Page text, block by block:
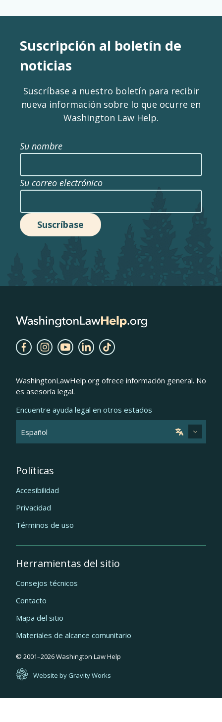
Suscripción al boletín de
noticias
Suscríbase a nuestro boletín para recibir
nueva información sobre lo que ocurre en
Washington Law Help.
Su nombre
Su correo electrónico
WashingtonLawHelp.org ofrece información general. No
es asesoría legal.
Encuentre ayuda legal en otros estados
Quick
links
Políticas
Accesibilidad
Privacidad
Términos de uso
Herramientas del sitio
Consejos técnicos
Contacto
Mapa del sitio
Materiales de alcance comunitario
© 2001–2026Washington Law Help
Website by Gravity Works